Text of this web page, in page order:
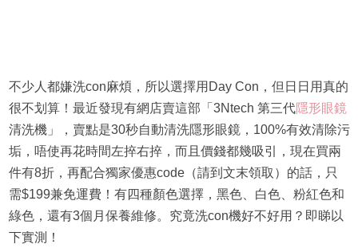
不少人都嫌洗con麻煩，所以選擇用Day Con，但日日用真的
很不划算！最近發現有網店賣這部「3Ntech 第三代隱形眼鏡
清洗機」，賣點是30秒自動清洗隱形眼鏡，100%有效清除污
垢，唔使再花時間左捽右捽，而且價錢都幾吸引，現在買兩
件有8折，再配合獨家優惠code（請到文末領取）的話，只
需$199兼免運費！有四種顏色選擇，黑色、白色、粉紅色和
綠色，還有3個月保養維修。究竟洗con機好不好用？即睇以
下實測！